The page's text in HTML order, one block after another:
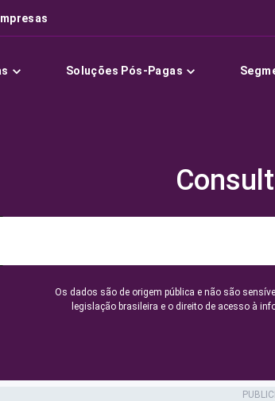
Soluções Pós-Pagas
Os dados são de origem pública e não são
legislação brasileira e o direito de acesso à